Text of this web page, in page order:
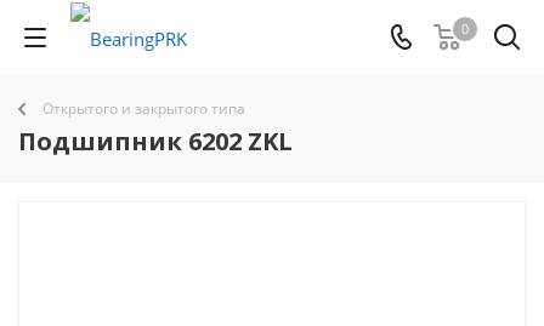
0
Открытого и закрытого типа
Подшипник 6202 ZKL